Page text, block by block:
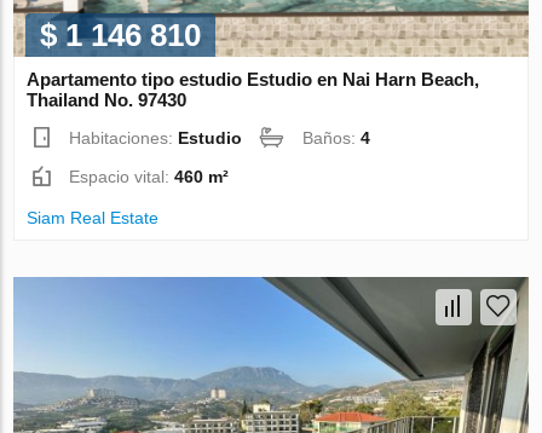
$ 1 146 810
Apartamento tipo estudio Estudio en Nai Harn Beach,
Thailand No. 97430
Habitaciones: Estudio Baños:4
Espacio vital:460 m²
Siam Real Estate